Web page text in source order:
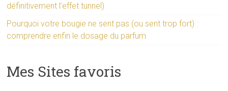
définitivement l’effet tunnel)
Pourquoi votre bougie ne sent pas (ou sent trop fort) :
comprendre enfin le dosage du parfum
Mes Sites favoris